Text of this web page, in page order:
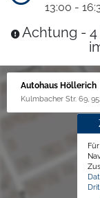
13:00 -
Achtung - 4
Autohaus Höllerich
Kulmbacher Str. 69,